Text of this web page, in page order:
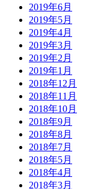
2019年6月
2019年5月
2019年4月
2019年3月
2019年2月
2019年1月
2018年12月
2018年11月
2018年10月
2018年9月
2018年8月
2018年7月
2018年5月
2018年4月
2018年3月